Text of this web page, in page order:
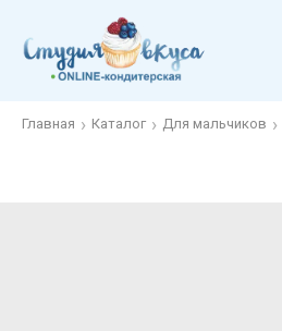
Главная Каталог Для мальчиков